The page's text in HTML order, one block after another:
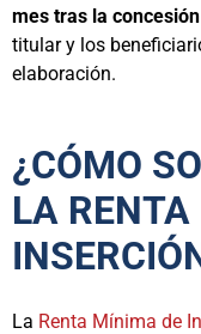
mes tras la concesión
titular y los
elaboración.
¿CÓMO
LA
La Renta Mínima de